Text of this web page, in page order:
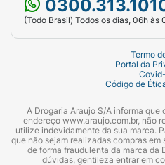
(Todo Brasil) Todos os dias, 06h às
Termo
Portal da
Código de
A Drogaria Araujo S/A informa
endereço www.araujo.com.br, não
utilize indevidamente da sua marca.
que não sejam realizadas compras
de forma fraudulenta da marca da
dúvidas, gentileza entrar em